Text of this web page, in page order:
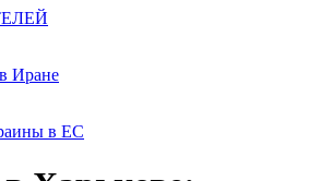
Иране
в ЕС